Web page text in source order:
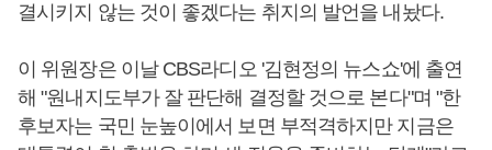
결시키지 않는 것이 좋겠다는 취지의 발언을 내놨다.
이 위원장은 이날 CBS라디오 '김현정의 뉴스쇼'에 출연
해 "원내지도부가 잘 판단해 결정할 것으로 본다"며 "한
후보자는 국민 눈높이에서 보면 부적격하지만 지금은